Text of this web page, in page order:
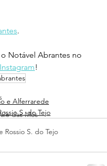
das Mós
Rossio S. do Tejo
.
Notável Abrantes no
Instagram!
e Alferrarede
S. do Tejo